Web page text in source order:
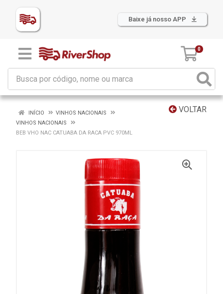
Baixe já nosso APP
0
VOLTAR
INÍCIO
VINHOS NACIONAIS
VINHOS NACIONAIS
BEB VHO NAC CATUABA DA RACA PVC 970ML